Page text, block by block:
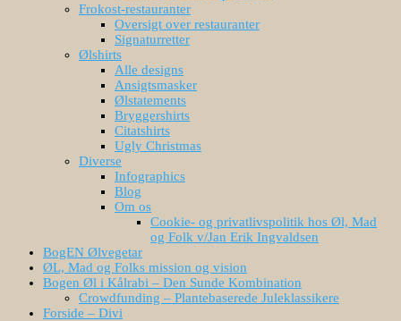
Frokost-restauranter
Oversigt over restauranter
Signaturretter
Ølshirts
Alle designs
Ansigtsmasker
Ølstatements
Bryggershirts
Citatshirts
Ugly Christmas
Diverse
Infographics
Blog
Om os
Cookie- og privatlivspolitik hos Øl, Mad
og Folk v/Jan Erik Ingvaldsen
BogEN Ølvegetar
ØL, Mad og Folks mission og vision
Bogen Øl i Kålrabi – Den Sunde Kombination
Crowdfunding – Plantebaserede Juleklassikere
Forside – Divi